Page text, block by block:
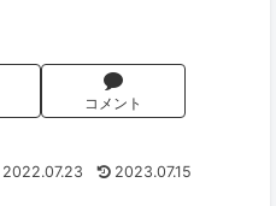
コメント
2022.07.23 2023.07.15